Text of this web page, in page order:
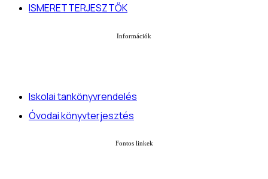
ISMERETTERJESZTŐK
Információk
Iskolai tankönyvrendelés
Óvodai könyvterjesztés
Fontos linkek